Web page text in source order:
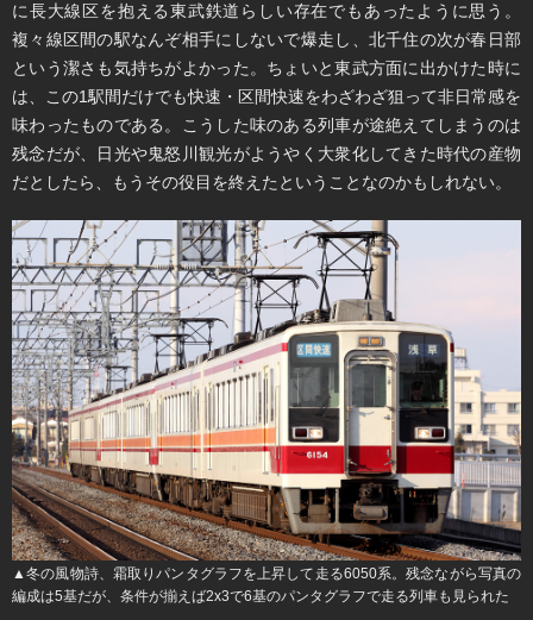
に長大線区を抱える東武鉄道らしい存在でもあったように思う。
複々線区間の駅なんぞ相手にしないで爆走し、北千住の次が春日部
という潔さも気持ちがよかった。ちょいと東武方面に出かけた時に
は、この1駅間だけでも快速・区間快速をわざわざ狙って非日常感を
味わったものである。こうした味のある列車が途絶えてしまうのは
残念だが、日光や鬼怒川観光がようやく大衆化してきた時代の産物
だとしたら、もうその役目を終えたということなのかもしれない。
▲​​冬の風物詩、霜取りパンタグラフを上昇して走る6050系。残念ながら写真の
編成は5基だが、条件が揃えば2x3で6基のパンタグラフで走る列車も見られた